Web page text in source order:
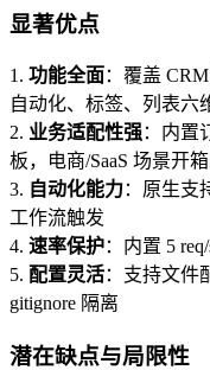
显著优点
1. 功能全面：覆盖
自动化、标签、列表六
2. 业务适配性强：内置
板，电商/SaaS 场景开
3. 自动化能力：原生支
工作流触发
4. 速率保护：内置 5
5. 配置灵活：支持文件
gitignore 隔离
潜在缺点与局限性